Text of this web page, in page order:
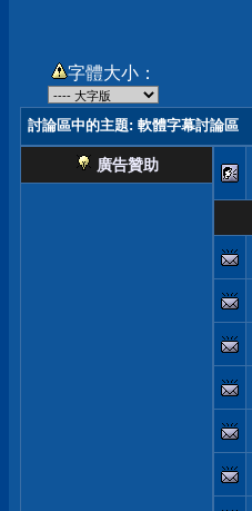
字體大小：
討論區中的主題: 軟體字幕討論區
廣告贊助